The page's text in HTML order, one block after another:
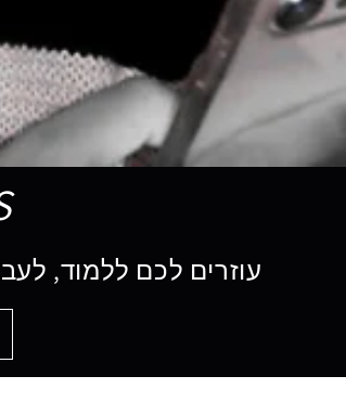
עוזרים לכם ללמוד,